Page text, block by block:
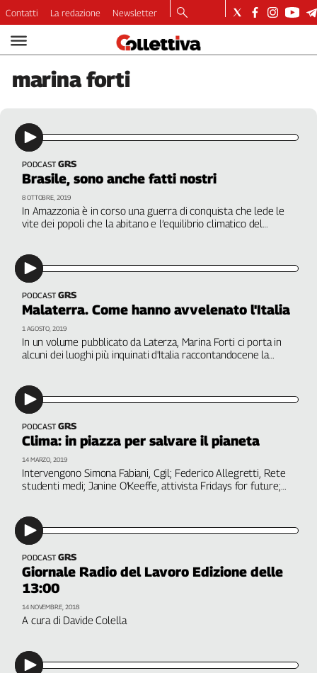
Video
Dirette
Economia
Lavoro
Ambiente
Diritti
Welfare
Internazionale
Culture
Categorie
Filcams
Filctem
Fillea
Fiom
Flai
Nidil
Spi
Inca
Caaf
Speciali
G8
Genova,
il
Contatti La redazione Newsletter
marina forti
PODCAST GRS
Brasile, sono anche fatti nostri
In Amazzonia è in corso una guerra di conquista che lede le
vite dei popoli che la abitano e l’equilibrio climatico del
Ciaramitaro
8 OTTOBRE, 2019
PODCAST GRS
Malaterra. Come hanno avvelenato l'Italia
In un volume pubblicato da Laterza, Marina Forti ci porta in
alcuni dei luoghi più inquinati d'Italia raccontandocene la
1 AGOSTO, 2019
PODCAST GRS
Clima: in piazza per salvare il pianeta
Intervengono Simona Fabiani, Cgil; Federico Allegretti, Rete
studenti medi; Janine O'Keeffe, attivista Fridays for future;
14 MARZO, 2019
PODCAST GRS
Giornale Radio del Lavoro Edizione delle
13:00
A cura di Davide Colella
14 NOVEMBRE, 2018